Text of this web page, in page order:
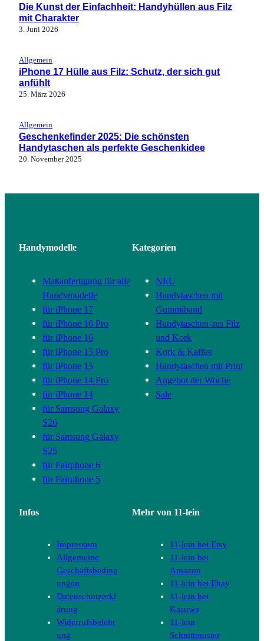
Die Kunst der Einfachheit: Handyhüllen aus Filz
mit Charakter
3. Juni 2026
Allgemein
iPhone 17 Hülle aus Filz: Schutz, der sich gut
anfühlt
25. März 2026
Allgemein
Geschenkefinder 2025: Die schönsten
Handytaschen als perfekte Geschenkidee
20. November 2025
Handymodelle
Maßanfertigung für alle
Handymodelle
für iPhone 17
für iPhone 16 Pro
für iPhone 16
für iPhone 15 Pro
für iPhone 15
für iPhone 14 Pro
für iPhone 14
für Samsung Galaxy
S26
für Samsung Galaxy
S25
für Fairphone 6
für Fairphone 5
Kategorien
NEU
Handytaschen mit
Gummiband
Handytaschen aus Filz
und Kork
Kork & Kaffee
Handytaschen mit Print
Angebot der Woche
Sale
Infos
Impressum
Allgemeine
Geschäftsbeding
ungen
Datenschutzerkl
ärung
Widerrufsbelehr
ung
Mehr von 11-lein
11-lein bei Etsy
11-lein bei
Amazon
11-lein bei Ebay
11-lein bei
Kasuwa
11-lein
Schnittmuster